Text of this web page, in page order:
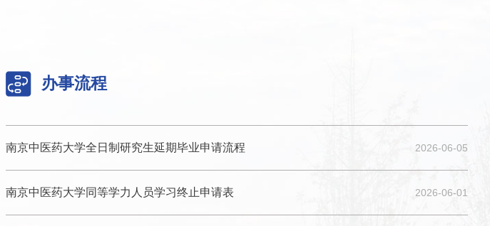
办事流程
南京中医药大学全日制研究生延期毕业申请流程 2026-06-05
南京中医药大学同等学力人员学习终止申请表 2026-06-01